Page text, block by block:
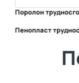
Поролон
Пенопласт